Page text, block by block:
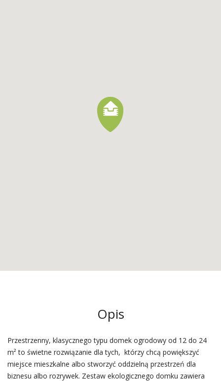
Opis
Przestrzenny, klasycznego typu domek ogrodowy od 12 do 24
m² to świetne rozwiązanie dla tych, którzy chcą powiększyć
miejsce mieszkalne albo stworzyć oddzielną przestrzeń dla
biznesu albo rozrywek. Zestaw ekologicznego domku zawiera